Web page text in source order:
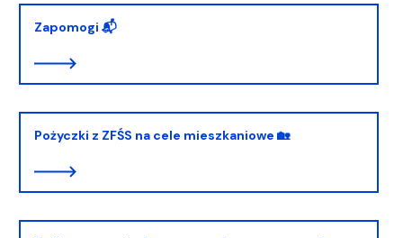
Zapomogi 📬
Pożyczki z ZFŚS na cele mieszkaniowe 🏡